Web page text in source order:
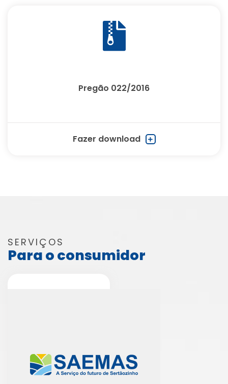
Pregão 022/2016
Fazer download
SERVIÇOS
Para o consumidor